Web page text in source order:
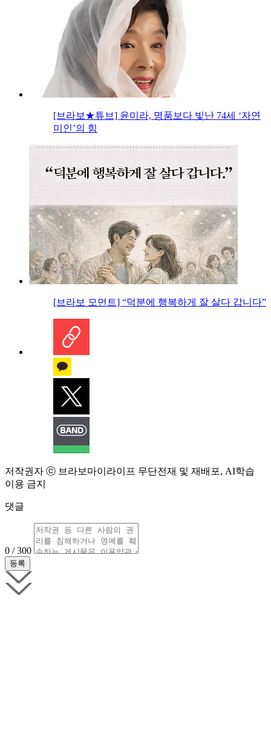
[브라보★튜브] 윤미라, 명품보다 빛난 74세 ‘자연
미인’의 힘
[브라보 모먼트] “덕분에 행복하게 잘 살다 갑니다”
저작권자 ⓒ 브라보마이라이프 무단전재 및 재배포, AI학습
이용 금지
댓글
0 / 300